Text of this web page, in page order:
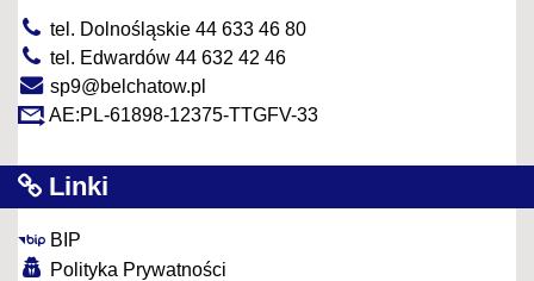
tel. Dolnośląskie 44 633 46 80
tel. Edwardów 44 632 42 46
sp9@belchatow.pl
AE:PL-61898-12375-TTGFV-33
Linki
BIP
Polityka Prywatności